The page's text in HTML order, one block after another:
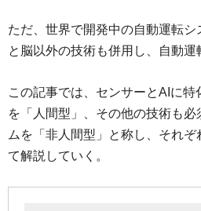
ただ、世界で開発中の自動運転シ
と脳以外の技術も併用し、自動運
この記事では、センサーとAIに特
を「人間型」、その他の技術も
ムを「非人間型」と称し、それ
て解説していく。